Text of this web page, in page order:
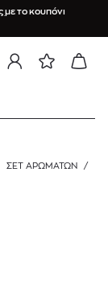
με το κουπόνι
ΣΕΤ ΑΡΩΜΆΤΩΝ
/